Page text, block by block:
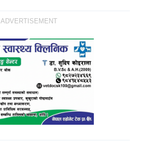
ADVERTISEMENT